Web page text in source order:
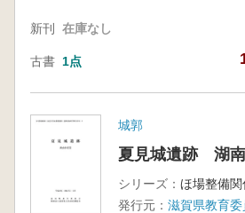
新刊 在庫なし
古書 1点
城郭
夏見城遺跡 湖
シリーズ：
発行元：